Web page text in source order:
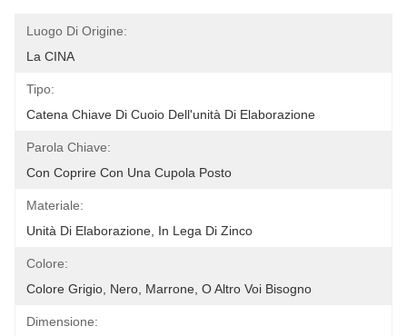
Luogo Di Origine:
La CINA
Tipo:
Catena Chiave Di Cuoio Dell'unità Di Elaborazione
Parola Chiave:
Con Coprire Con Una Cupola Posto
Materiale:
Unità Di Elaborazione, In Lega Di Zinco
Colore:
Colore Grigio, Nero, Marrone, O Altro Voi Bisogno
Dimensione: